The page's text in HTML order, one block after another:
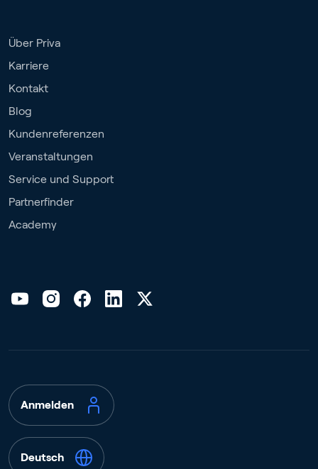
Über Priva
Karriere
Kontakt
Blog
Kundenreferenzen
Veranstaltungen
Service und Support
Partnerfinder
Academy
Anmelden
Deutsch